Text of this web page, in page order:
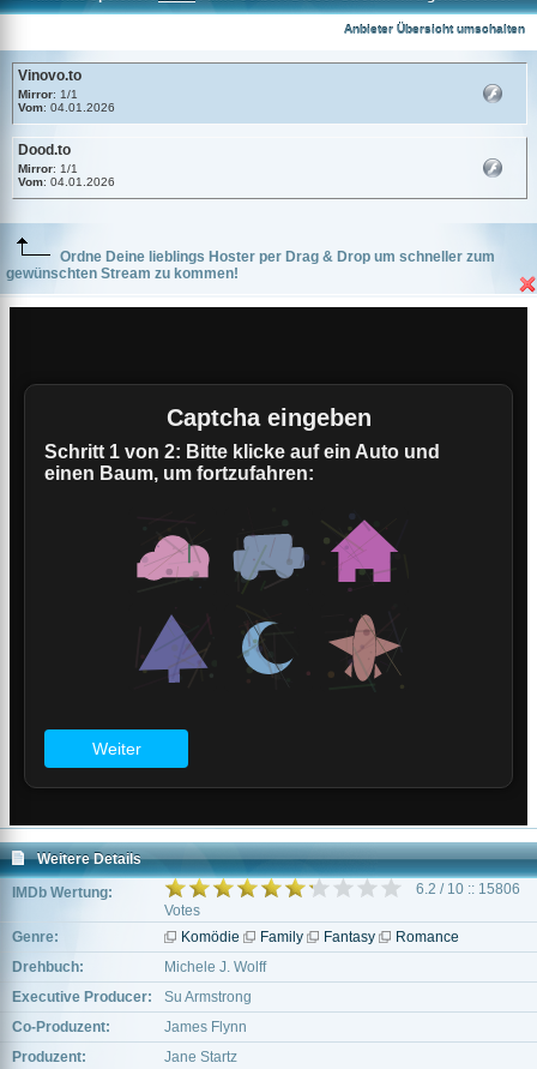
Anbieter Übersicht umschalten
Vinovo.to
Mirror: 1/1
Vom: 04.01.2026
Dood.to
Mirror: 1/1
Vom: 04.01.2026
Ordne Deine lieblings Hoster per Drag & Drop um schneller zum
gewünschten Stream zu kommen!
Weitere Details
IMDb Wertung:
6.2 / 10 :: 15806
Votes
Genre:
Komödie Family Fantasy
Romance
Drehbuch:
Michele J. Wolff
Executive Producer:
Su Armstrong
Co-Produzent:
James Flynn
Produzent:
Jane Startz